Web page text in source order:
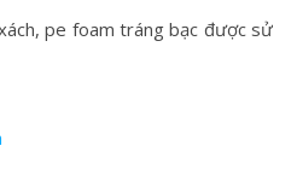
pe foam tráng bạc được sử